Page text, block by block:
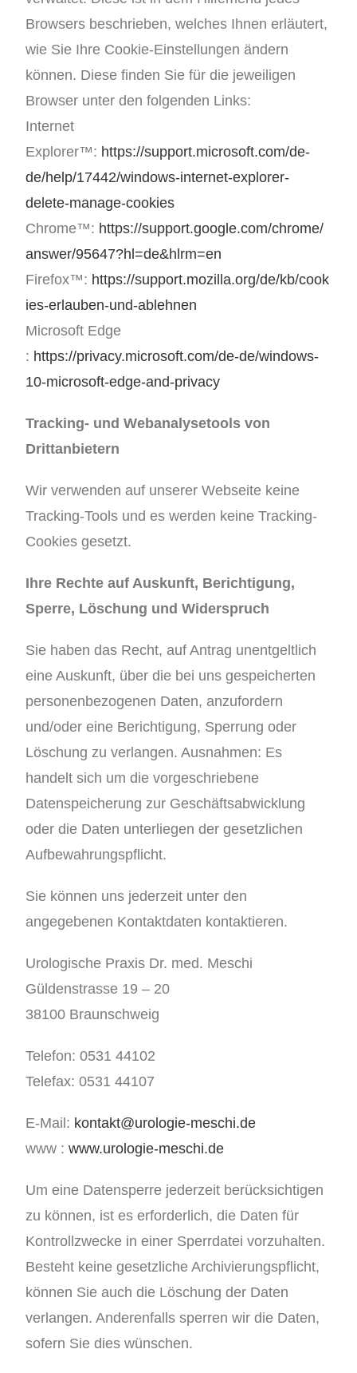
Browsers beschrieben, welches Ihnen erläutert,
wie Sie Ihre Cookie-Einstellungen ändern
können. Diese finden Sie für die jeweiligen
Browser unter den folgenden Links:
Internet
Explorer™: https://support.microsoft.com/de-
de/help/17442/windows-internet-explorer-
delete-manage-cookies
Chrome™: https://support.google.com/chrome/
answer/95647?hl=de&hlrm=en
Firefox™: https://support.mozilla.org/de/kb/cook
ies-erlauben-und-ablehnen
Microsoft Edge
: https://privacy.microsoft.com/de-de/windows-
10-microsoft-edge-and-privacy
Tracking- und Webanalysetools von
Drittanbietern
Wir verwenden auf unserer Webseite keine
Tracking-Tools und es werden keine Tracking-
Cookies gesetzt.
Ihre Rechte auf Auskunft, Berichtigung,
Sperre, Löschung und Widerspruch
Sie haben das Recht, auf Antrag unentgeltlich
eine Auskunft, über die bei uns gespeicherten
personenbezogenen Daten, anzufordern
und/oder eine Berichtigung, Sperrung oder
Löschung zu verlangen. Ausnahmen: Es
handelt sich um die vorgeschriebene
Datenspeicherung zur Geschäftsabwicklung
oder die Daten unterliegen der gesetzlichen
Aufbewahrungspflicht.
Sie können uns jederzeit unter den
angegebenen Kontaktdaten kontaktieren.
Urologische Praxis Dr. med. Meschi
Güldenstrasse 19 – 20
38100 Braunschweig
Telefon: 0531 44102
Telefax: 0531 44107
E-Mail: kontakt@urologie-meschi.de
www :www.urologie-meschi.de
Um eine Datensperre jederzeit berücksichtigen
zu können, ist es erforderlich, die Daten für
Kontrollzwecke in einer Sperrdatei vorzuhalten.
Besteht keine gesetzliche Archivierungspflicht,
können Sie auch die Löschung der Daten
verlangen. Anderenfalls sperren wir die Daten,
sofern Sie dies wünschen.